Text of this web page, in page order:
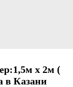
х 2м (
в Казани